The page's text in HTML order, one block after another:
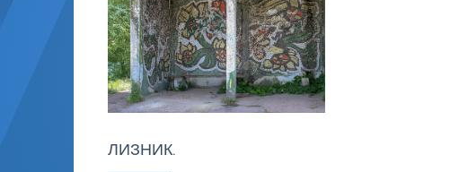
ЛИЗНИК.